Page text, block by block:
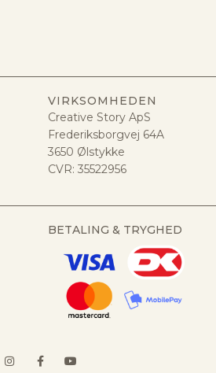
VIRKSOMHEDEN
Creative Story ApS
Frederiksborgvej 64A
3650 Ølstykke
CVR: 35522956
BETALING & TRYGHED